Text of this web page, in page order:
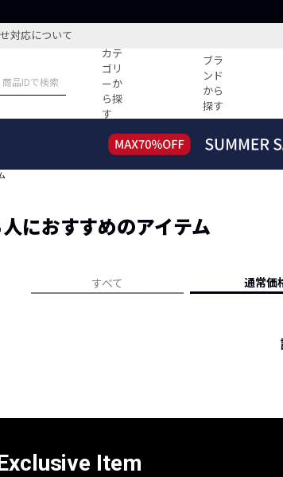
対応について
カテ
ゴリ
ーか
ら探
す
ブラ
ンド
から
探す
記事
ディネート
すべての記事
ーデ紹介
人気記事ランキング
フォーカスブランド
におすすめのアイテム
すべて 通常価
Item